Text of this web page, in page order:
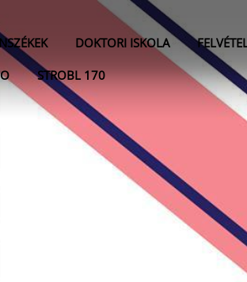
DOKTORI ISKOLA
STROBL 170